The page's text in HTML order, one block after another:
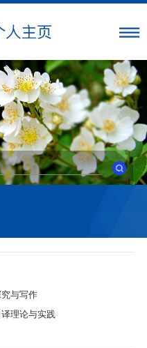
与写作
理论与实践